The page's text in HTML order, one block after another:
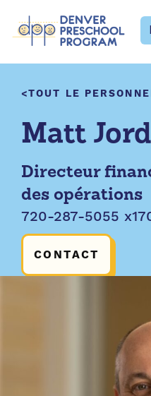
TOUT LE
Matt
Directeur
des opérations
720-287-5055
CONTACT